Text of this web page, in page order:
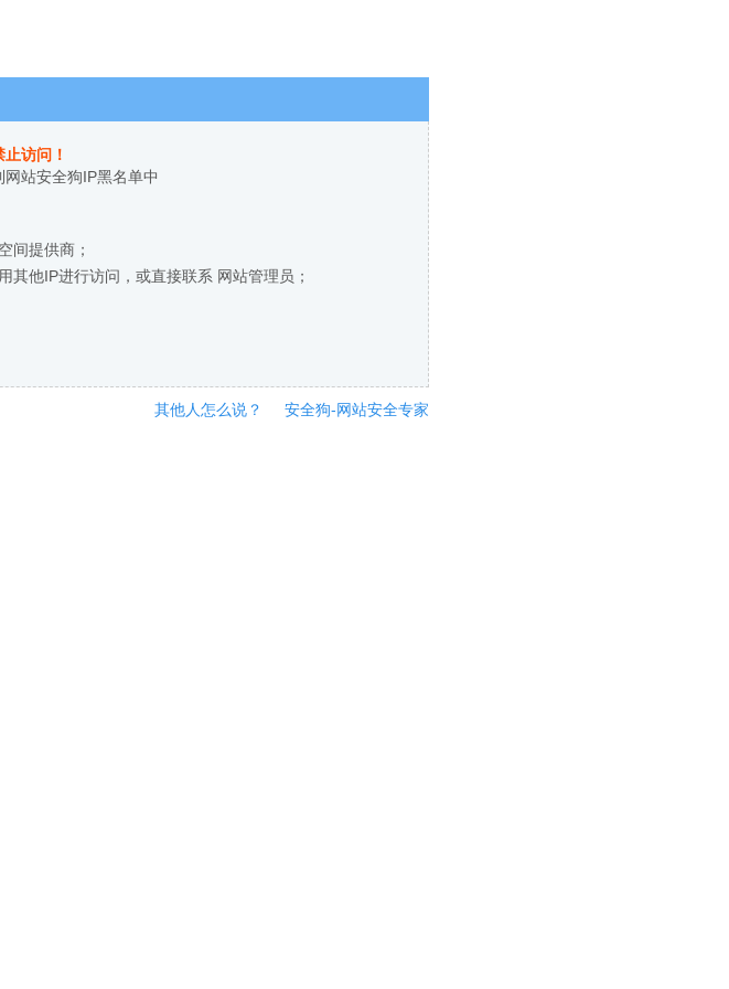
访问！
站安全狗IP黑名单中
间提供商；
其他IP进行访问，或直接联系 网站管理员；
其他人怎么说？ 安全狗-网站安全专家